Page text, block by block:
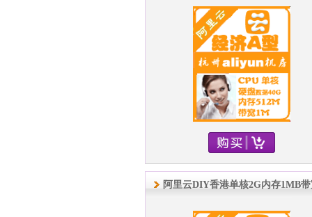
阿里云DIY香港单核2G内存1MB